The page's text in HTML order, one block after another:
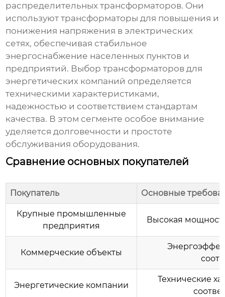
распределительных трансформаторов. Они
используют трансформаторы для повышения и
понижения напряжения в электрических
сетях, обеспечивая стабильное
энергоснабжение населенных пунктов и
предприятий. Выбор трансформаторов для
энергетических компаний определяется
техническими характеристиками,
надежностью и соответствием стандартам
качества. В этом сегменте особое внимание
уделяется долговечности и простоте
обслуживания оборудования.
Сравнение основных покупателей
Покупатель Основные
Крупные промышленные
предприятия
Высокая
Коммерческие объекты
Энергетические компании
Технические